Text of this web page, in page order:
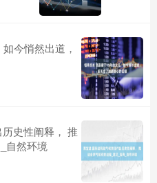
今悄然出道，
史性阐释， 推
自然环境